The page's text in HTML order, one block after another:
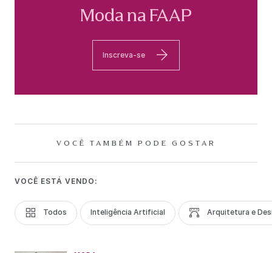
Moda na FAAP
Inscreva-se
VOCÊ TAMBÉM PODE GOSTAR
VOCÊ ESTÁ VENDO:
Todos Inteligência Artificial Arquitetura e